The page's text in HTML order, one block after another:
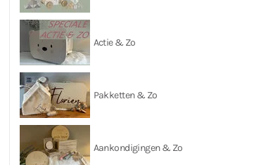
Actie & Zo
Pakketten & Zo
Aankondigingen & Zo